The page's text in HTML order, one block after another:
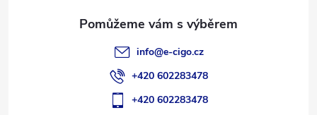
info@e-cigo.cz
+420 602283478
+420 602283478